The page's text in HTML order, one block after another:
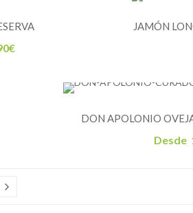
€
JAMÓN
DON APOLONIO
Desde